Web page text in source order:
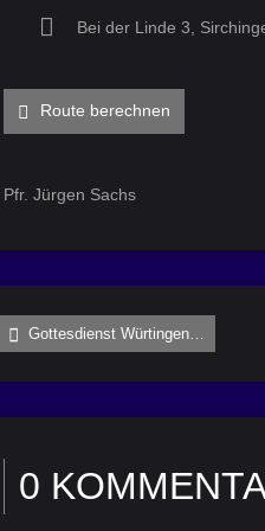
Bei der Linde 3,
Route berechnen
Pfr. Jürgen Sachs
Gottesdienst Würtingen…
0